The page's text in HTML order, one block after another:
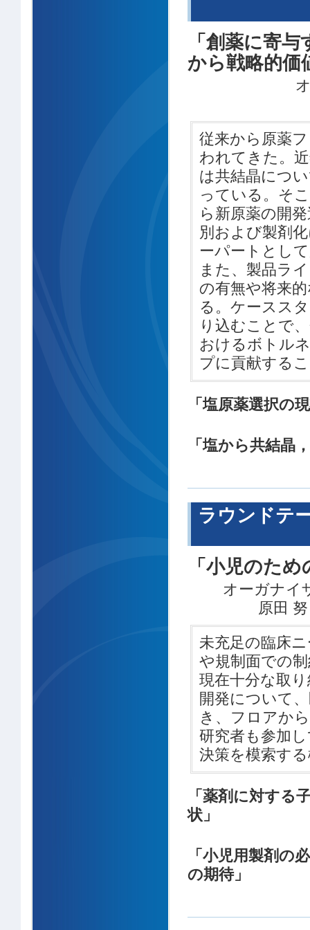
「創薬に寄
から戦略的価
従来から原薬
われてきた。
は共結晶につ
っている。そ
ら新原薬の開
別および製剤
ーパートとし
また、製品ラ
の有無や将来
る。ケースス
り込むことで
おけるボトル
プに貢献する
「塩原薬選択の
「塩から共結晶
ラウンドテ
「小児のた
オーガナイ
原田
未充足の臨床
や規制面での
現在十分な取
開発について
き、フロアか
研究者も参加
決策を模索す
「薬剤に対する
状」
「小児用製剤の
の期待」